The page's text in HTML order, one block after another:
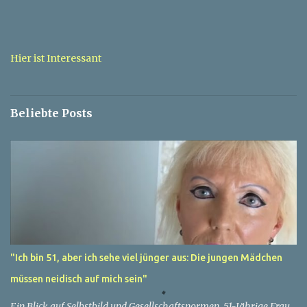
a
Hier ist Interessant
Beliebte Posts
"Ich bin 51, aber ich sehe viel jünger aus: Die jungen Mädchen
müssen neidisch auf mich sein"